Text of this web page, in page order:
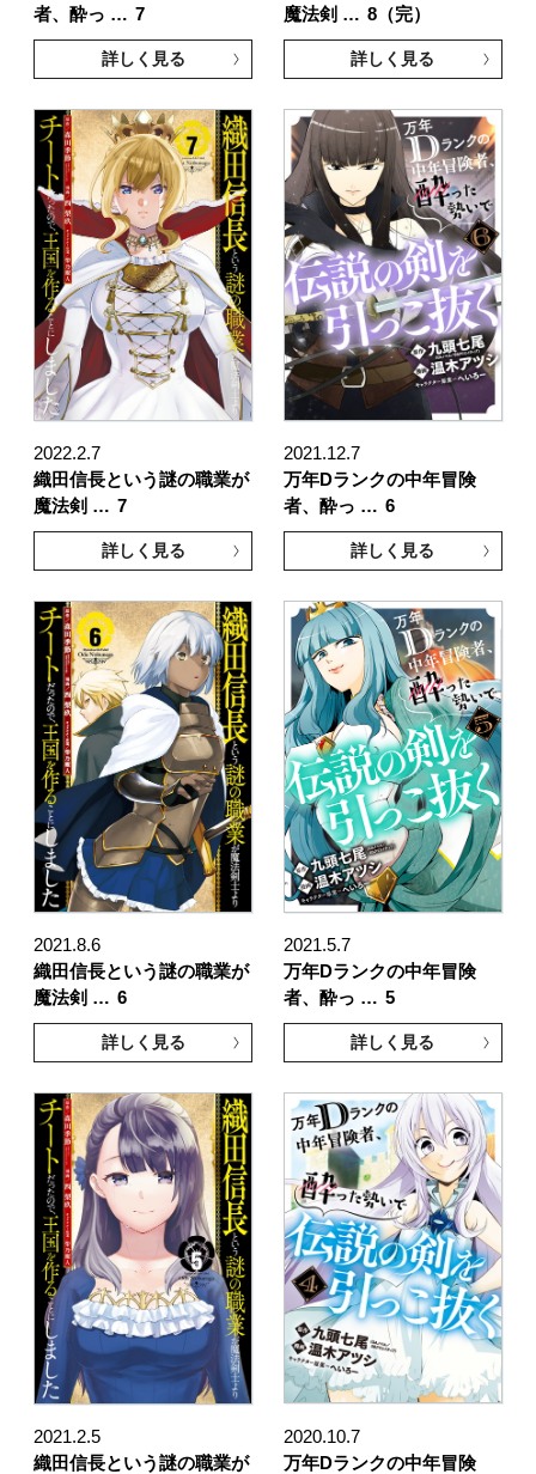
者、酔っ … 7
詳しく見る
魔法剣 … 8（完）
詳しく見る
2022.2.7
織田信長という謎の職業が
魔法剣 … 7
詳しく見る
2021.12.7
万年Dランクの中年冒険
者、酔っ … 6
詳しく見る
2021.8.6
織田信長という謎の職業が
魔法剣 … 6
詳しく見る
2021.5.7
万年Dランクの中年冒険
者、酔っ … 5
詳しく見る
2021.2.5
織田信長という謎の職業が
2020.10.7
万年Dランクの中年冒険